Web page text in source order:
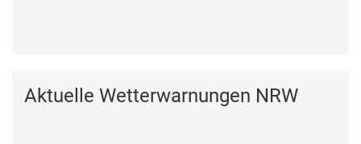
Aktuelle Wetterwarnungen NRW